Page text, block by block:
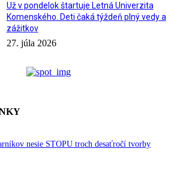
Už v pondelok štartuje Letná Univerzita
Komenského. Deti čaká týždeň plný vedy a
zážitkov
27. júla 2026
nesie STOPU troch desaťročí tvorby